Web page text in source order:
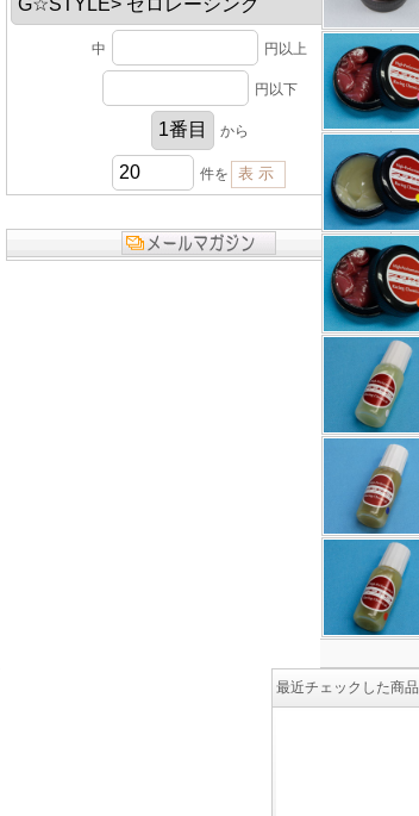
中 円以上
円以下
から
件を
最近チェックした商品